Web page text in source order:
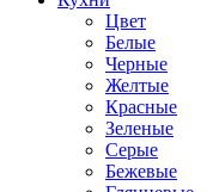
Цвет
Белые
Черные
Желтые
Красные
Зеленые
Серые
Бежевые